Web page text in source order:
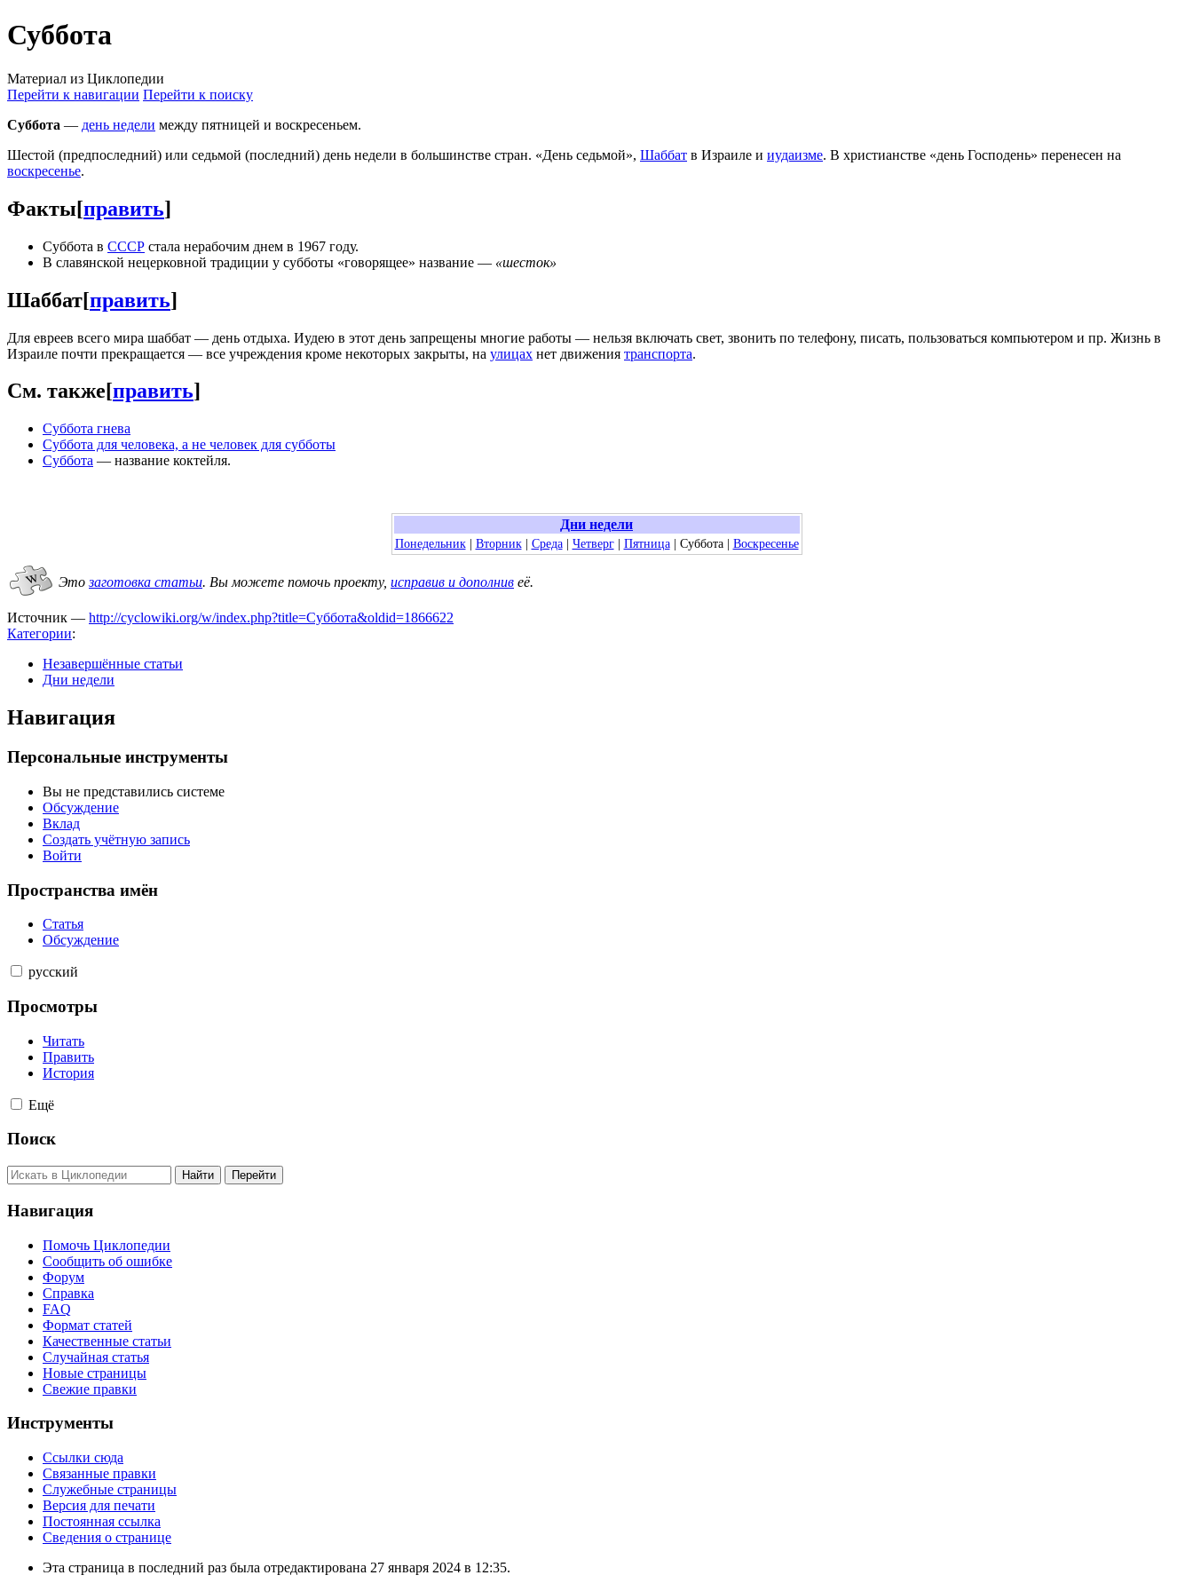
Суббота
Материал из Циклопедии
Перейти к навигации Перейти к поиску
Суббота — день недели между пятницей и воскресеньем.
Шестой (предпоследний) или седьмой (последний) день недели в большинстве стран. «День седьмой», Шаббат в Израиле и иудаизме. В христианстве «день Господень» перенесен на
воскресенье.
Факты[править]
Суббота в СССР стала нерабочим днем в 1967 году.
В славянской нецерковной традиции у субботы «говорящее» название — «шесток»
Шаббат[править]
Для евреев всего мира шаббат — день отдыха. Иудею в этот день запрещены многие работы — нельзя включать свет, звонить по телефону, писать, пользоваться компьютером и пр. Жизнь в
Израиле почти прекращается — все учреждения кроме некоторых закрыты, на улицах нет движения транспорта.
См. также[править]
Суббота гнева
Суббота для человека, а не человек для субботы
Суббота — название коктейля.
Дни недели
Понедельник| Вторник| Среда| Четверг| Пятница| Суббота| Воскресенье
Этозаготовка статьи. Вы можете помочь проекту, исправив и дополнив её.
Источник — http://cyclowiki.org/w/index.php?title=Суббота&oldid=1866622
Категории:
Незавершённые статьи
Дни недели
Навигация
Персональные инструменты
Вы не представились системе
Обсуждение
Вклад
Создать учётную запись
Войти
Пространства имён
Статья
Обсуждение
русский
Просмотры
Читать
Править
История
Ещё
Поиск
Навигация
Помочь Циклопедии
Сообщить об ошибке
Форум
Справка
FAQ
Формат статей
Качественные статьи
Случайная статья
Новые страницы
Свежие правки
Инструменты
Ссылки сюда
Связанные правки
Служебные страницы
Версия для печати
Постоянная ссылка
Сведения о странице
Эта страница в последний раз была отредактирована 27 января 2024 в 12:35.